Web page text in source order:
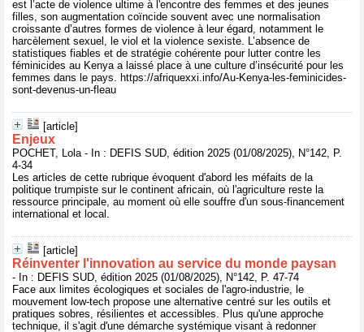
est l’acte de violence ultime à l'encontre des femmes et des jeunes
filles, son augmentation coïncide souvent avec une normalisation
croissante d’autres formes de violence à leur égard, notamment le
harcèlement sexuel, le viol et la violence sexiste. L’absence de
statistiques fiables et de stratégie cohérente pour lutter contre les
féminicides au Kenya a laissé place à une culture d’insécurité pour les
femmes dans le pays. https://afriquexxi.info/Au-Kenya-les-feminicides-
sont-devenus-un-fleau
[article]
Enjeux
POCHET, Lola - In : DEFIS SUD, édition 2025 (01/08/2025), N°142, P.
4-34
Les articles de cette rubrique évoquent d'abord les méfaits de la
politique trumpiste sur le continent africain, où l'agriculture reste la
ressource principale, au moment où elle souffre d'un sous-financement
international et local.
[article]
Réinventer l'innovation au service du monde paysan
- In : DEFIS SUD, édition 2025 (01/08/2025), N°142, P. 47-74
Face aux limites écologiques et sociales de l'agro-industrie, le
mouvement low-tech propose une alternative centré sur les outils et
pratiques sobres, résilientes et accessibles. Plus qu'une approche
technique, il s'agit d'une démarche systémique visant à redonner